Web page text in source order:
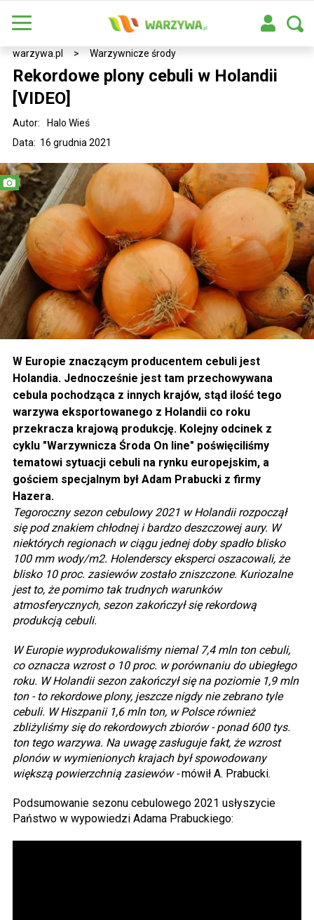
warzywa.pl > Warzywnicze środy
Rekordowe plony cebuli w Holandii
[VIDEO]
Data: 16 grudnia 2021
Autor: Halo Wieś
W Europie znaczącym producentem cebuli jest
Holandia. Jednocześnie jest tam przechowywana
cebula pochodząca z innych krajów, stąd ilość tego
warzywa eksportowanego z Holandii co roku
przekracza krajową produkcję. Kolejny odcinek z
cyklu "Warzywnicza Środa On line" poświęciliśmy
tematowi sytuacji cebuli na rynku europejskim, a
gościem specjalnym był Adam Prabucki z firmy
Hazera.
Tegoroczny sezon cebulowy 2021 w Holandii rozpoczął
się pod znakiem chłodnej i bardzo deszczowej aury. W
niektórych regionach w ciągu jednej doby spadło blisko
100 mm wody/m2. Holenderscy eksperci oszacowali, że
blisko 10 proc. zasiewów zostało zniszczone. Kuriozalne
jest to, że pomimo tak trudnych warunków
atmosferycznych, sezon zakończył się rekordową
produkcją cebuli.
W Europie wyprodukowaliśmy niemal 7,4 mln ton cebuli,
co oznacza wzrost o 10 proc. w porównaniu do ubiegłego
roku. W Holandii sezon zakończył się na poziomie 1,9 mln
ton - to rekordowe plony, jeszcze nigdy nie zebrano tyle
cebuli. W Hiszpanii 1,6 mln ton, w Polsce również
zbliżyliśmy się do rekordowych zbiorów - ponad 600 tys.
ton tego warzywa. Na uwagę zasługuje fakt, że wzrost
plonów w wymienionych krajach był spowodowany
większą powierzchnią zasiewów -mówił A. Prabucki.
Podsumowanie sezonu cebulowego 2021 usłyszycie
Państwo w wypowiedzi Adama Prabuckiego: